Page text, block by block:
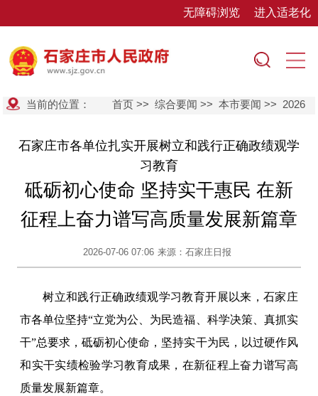
无障碍浏览 进入适老化
当前的位置： 首页 >>综合要闻 >>本市要闻 >> 2026
石家庄市各单位扎实开展树立和践行正确政绩观学
习教育
砥砺初心使命 坚持实干惠民 在新
征程上奋力谱写高质量发展新篇章
2026-07-06 07:06 来源：石家庄日报
树立和践行正确政绩观学习教育开展以来，石家庄
市各单位坚持“立党为公、为民造福、科学决策、真抓实
干”总要求，砥砺初心使命，坚持实干为民，以过硬作风
和实干实绩检验学习教育成果，在新征程上奋力谱写高
质量发展新篇章。